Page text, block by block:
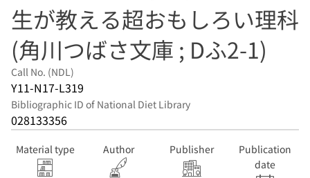
生が教える超おもしろい理科
(角川つばさ文庫 ; Dふ2-1)
Call No. (NDL)
Y11-N17-L319
Bibliographic ID of National Diet Library
028133356
Material type Author Publisher
Publication
date